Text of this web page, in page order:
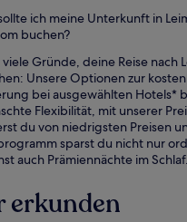
ich meine Unterkunft in
buchen?
viele Gründe, deine Reise nach
Unsere Optionen zur
bei ausgewählten Hotels*
Flexibilität, mit unserer
du von niedrigsten Preisen
sparst du nicht nur
auch Prämiennächte im Schlaf.
erkunden